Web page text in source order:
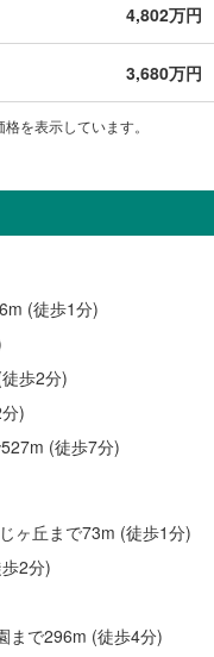
4,802万円
3,680万円
を表示しています。
(徒歩1分)
歩2分)
)
(徒歩7分)
ヶ丘まで73m (徒歩1分)
2分)
まで296m (徒歩4分)